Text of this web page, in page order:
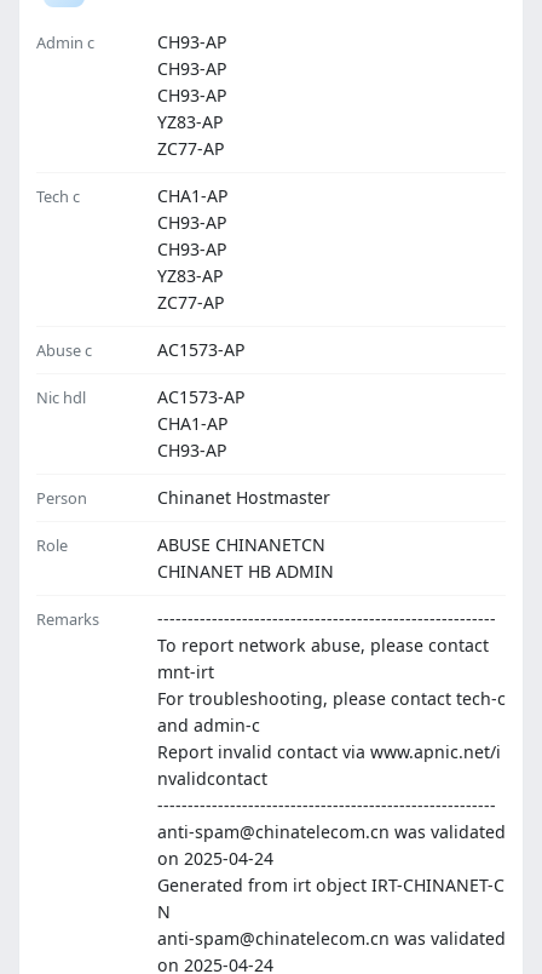
Admin c
CH93-AP
CH93-AP
CH93-AP
YZ83-AP
ZC77-AP
Tech c
CHA1-AP
CH93-AP
CH93-AP
YZ83-AP
ZC77-AP
Abuse c AC1573-AP
Nic hdl
AC1573-AP
CHA1-AP
CH93-AP
Person Chinanet Hostmaster
Role
ABUSE CHINANETCN
CHINANET HB ADMIN
Remarks
--------------------------------------------------------
To report network abuse, please contact
mnt-irt
For troubleshooting, please contact tech-c
and admin-c
Report invalid contact via www.apnic.net/i
nvalidcontact
--------------------------------------------------------
anti-spam@chinatelecom.cn was validated
on 2025-04-24
Generated from irt object IRT-CHINANET-C
N
anti-spam@chinatelecom.cn was validated
on 2025-04-24